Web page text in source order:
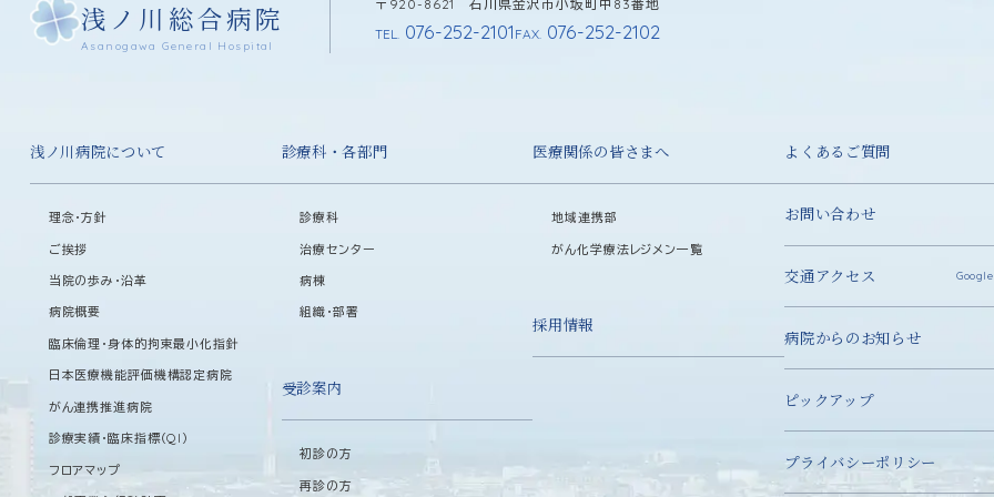
浅ノ川総合病院
Asanogawa General Hospital
〒920-8621 石川県金沢市小坂町中83番地
TEL. 076-252-2101 FAX. 076-252-2102
浅ノ川病院について
理念・方針
ご挨拶
当院の歩み・沿革
病院概要
臨床倫理・身体的拘束最小化指針
日本医療機能評価機構認定病院
がん連携推進病院
診療実績・臨床指標（QI）
フロアマップ
診療科・各部門
診療科
治療センター
病棟
組織・部署
受診案内
初診の方
再診の方
医療関係の皆さまへ
地域連携部
がん化学療法レジメン一覧
採用情報
よくあるご質問
お問い合わせ
交通アクセス
病院からのお知らせ
ピックアップ
プライバシーポリシー